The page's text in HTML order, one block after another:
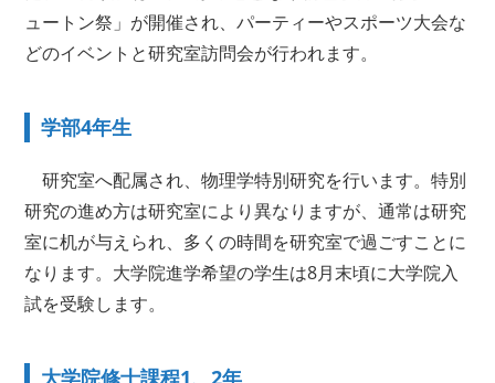
ュートン祭」が開催され、パーティーやスポーツ大会な
どのイベントと研究室訪問会が行われます。
学部4年生
研究室へ配属され、物理学特別研究を行います。特別
研究の進め方は研究室により異なりますが、通常は研究
室に机が与えられ、多くの時間を研究室で過ごすことに
なります。大学院進学希望の学生は8月末頃に大学院入
試を受験します。